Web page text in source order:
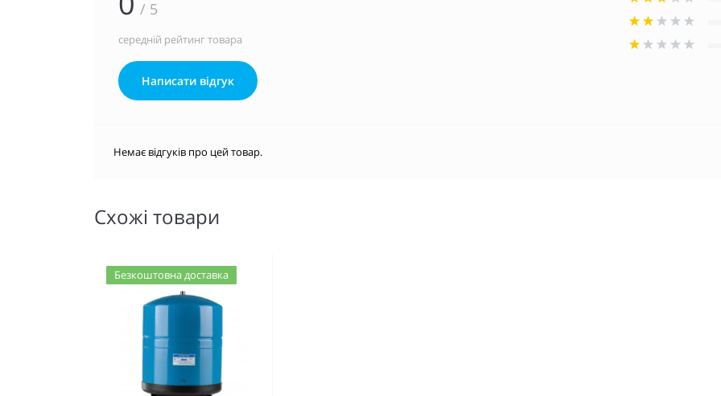
/ 5
середній рейтинг товара
Написати відгук
Немає відгуків про цей товар.
Схожі товари
Безкоштовна доставка